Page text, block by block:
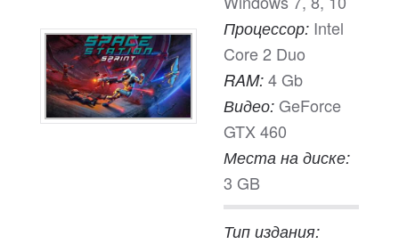
Процессор: Intel
Core 2 Duo
RAM: 4 Gb
Видео: GeForce
GTX 460
Места на диске:
3 GB
Тип издания: